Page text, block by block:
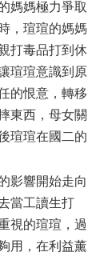
媽媽極力爭取
，瑄瑄的媽媽
打毒品打到休
瑄瑄意識到原
的恨意，轉移
東西，母女關
瑄瑄在國二的
影響開始走向
當工讀生打
視的瑄瑄，過
用，在利益薰